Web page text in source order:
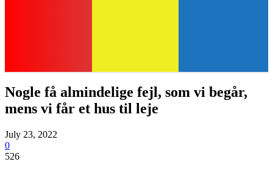
Nogle få almindelige fejl, som vi begår,
mens vi får et hus til leje
July 23, 2022
0
526